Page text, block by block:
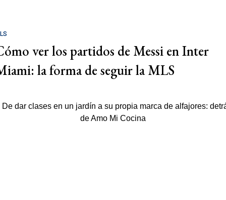
ver los partidos de Messi en Inter
la forma de seguir la MLS